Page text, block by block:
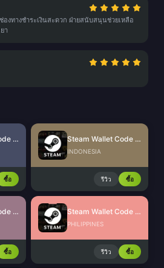
องทางชำระเงินสะดวก ฝ่ายสนับสนุนช่วยเหลือ
า
Steam Wallet Code (MYR)
ซื้อ
Steam Wallet Code (IDR)
INDONESIA
รีวิว ซื้อ
Steam Wallet Code (THB)
ซื้อ
Steam Wallet Code (PHP)
PHILIPPINES
รีวิว ซื้อ